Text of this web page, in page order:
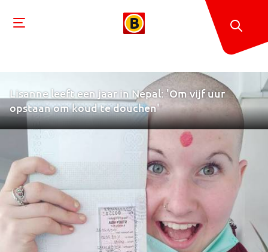
Lisanne leeft een jaar in Nepal: 'Om vijf uur
opstaan om koud te douchen'